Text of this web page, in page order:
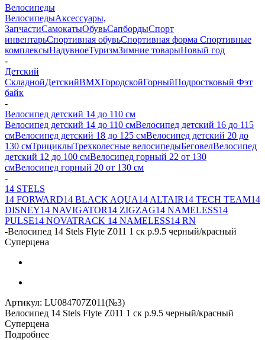
Велосипеды
ВелосипедыАксессуары,
ЗапчастиСамокатыОбувьСапбордыСпорт
инвентарьСпортивная обувьСпортивная форма Спортивные
комплексыНадувноеТуризмЗимние товарыНовый год
-
Детский
СкладнойДетскийBMXГородскойГорныйПодростковый Фэт
байк
-
Велосипед детский 14 до 110 см
Велосипед детский 14 до 110 смВелосипед детский 16 до 115
смВелосипед детский 18 до 125 смВелосипед детский 20 до
130 смТрициклыТрехколесные велосипедыБеговелВелосипед
детский 12 до 100 смВелосипед горный 22 от 130
смВелосипед горный 20 от 130 см
-
14 STELS
14 FORWARD14 BLACK AQUA14 ALTAIR14 TECH TEAM14
DISNEY14 NAVIGATOR14 ZIGZAG14 NAMELESS14
PULSE14 NOVATRACK 14 NAMELESS14 RN
-Велосипед 14 Stels Flyte Z011 1 ск р.9.5 черный/красный
Суперцена
Артикул: LU084707Z011(№3)
Велосипед 14 Stels Flyte Z011 1 ск р.9.5 черный/красный
Суперцена
Подробнее